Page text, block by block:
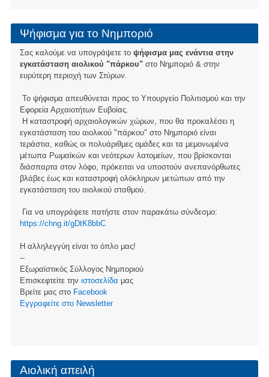
Ψήφισμα για το Νημποριό
Σας καλούμε να υπογράψετε το ψήφισμα μας ενάντια στην
εγκατάσταση αιολικού "πάρκου"στο Νημποριό & στην
ευρύτερη περιοχή των Στύρων.
Το ψήφισμα απευθύνεται προς το Υπουργείο Πολιτισμού και την
Εφορεία Αρχαιοτήτων Ευβοίας.
Η καταστροφή αρχαιολογικών χώρων, που θα προκαλέσει η
εγκατάσταση του αιολικού "πάρκου" στο Νημποριό είναι
τεράστια, καθώς οι πολυάριθμες ομάδες και τα μεμονωμένα
μέτωπα Ρωμαϊκών και νεότερων λατομείων, που βρίσκονται
διάσπαρτα στον λόφο, πρόκειται να υποστούν ανεπανόρθωτες
βλάβες έως και καταστροφή ολόκληρων μετώπων από την
εγκατάσταση του αιολικού σταθμού.
Για να υπογράψετε πατήστε στον παρακάτω σύνδεσμο:
https://chng.it/gDtK8bbC
Η αλληλεγγύη είναι το όπλο μας!
--
Εξωραϊστικός Σύλλογος Νημποριού
Επισκεφτείτε την ιστοσελίδα μας
Βρείτε μας στο Facebook
Eγγραφείτε στο Newsletter
Αιολική απειλή